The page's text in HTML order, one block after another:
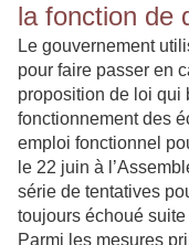
la fonction de
Le gouvernement
pour faire passer en
proposition de loi qui
fonctionnement des
emploi fonctionnel
le 22 juin à
série de tentatives
toujours échoué
Parmi les mesures